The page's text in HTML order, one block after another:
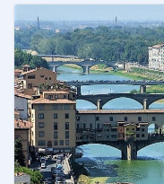
o
o
k
st n
g
er